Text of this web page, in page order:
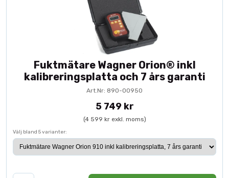
Fuktmätare Wagner Orion® inkl
kalibreringsplatta och 7 års garanti
Art.Nr: 890-00950
5 749 kr
(4 599 kr exkl. moms)
Välj bland 5 varianter: